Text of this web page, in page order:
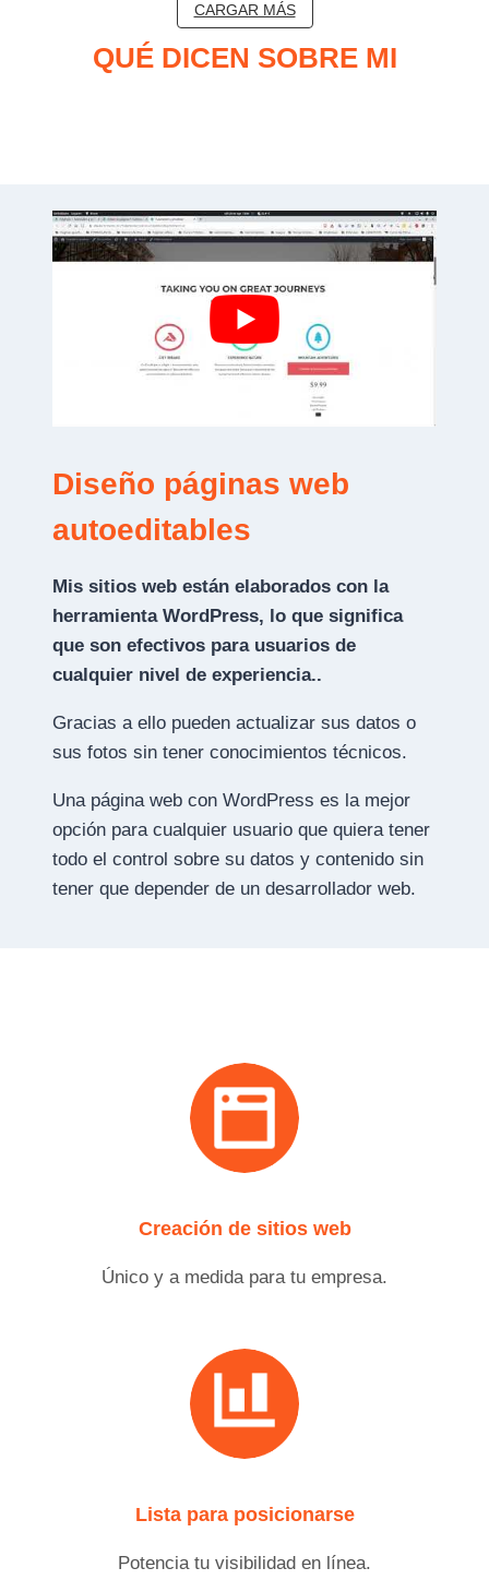
CARGAR MÁS
QUÉ DICEN SOBRE MI
Diseño páginas web
autoeditables
Mis sitios web están elaborados con la
herramienta WordPress, lo que significa
que son efectivos para usuarios de
cualquier nivel de experiencia..
Gracias a ello pueden actualizar sus datos o
sus fotos sin tener conocimientos técnicos.
Una página web con WordPress es la mejor
opción para cualquier usuario que quiera tener
todo el control sobre su datos y contenido sin
tener que depender de un desarrollador web.
Creación de sitios web
Único y a medida para tu empresa.
Lista para posicionarse
Potencia tu visibilidad en línea.